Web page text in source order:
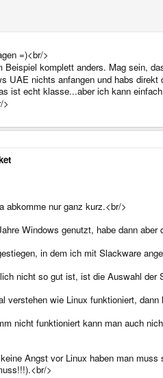
=)<br/>
Beispiel komplett anders. Mag sein,
UAE nichts anfangen und habs direkt
ist echt klasse...aber ich kann
>
abkomme nur ganz kurz.<br/>
Windows genutzt, habe dann
in dem ich mit Slackware
nicht so gut ist, ist die Auswahl der
verstehen wie Linux funktioniert,
nicht funktioniert kann man auch
Angst vor Linux haben man
>